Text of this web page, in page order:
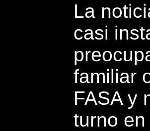
La
casi
familiar
FASA y
turno